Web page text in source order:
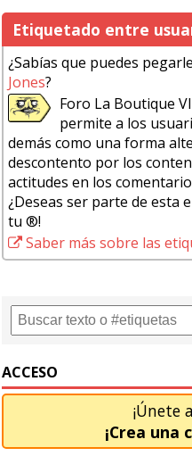
Etiquetado entre
¿Sabías que puedes
Jones?
Foro La Boutique
permite a los usuarios
demás como una forma
descontento por los
actitudes en los
¿Deseas ser parte de esta
tu ®!
Saber más sobre las
ACCESO
¡Únete
¡Crea una